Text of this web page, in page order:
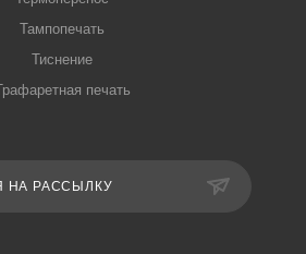
Тампопечать
Тиснение
печать
НА РАССЫЛКУ